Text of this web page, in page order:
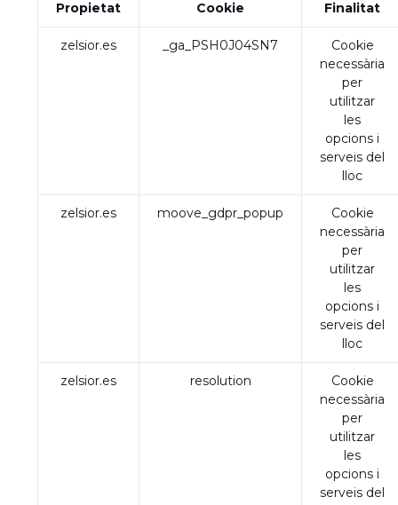
Propietat Cookie Finalitat
zelsior.es _ga_PSH0J04SN7
Cookie
necessària
per
utilitzar
les
opcions i
serveis del
lloc
zelsior.es moove_gdpr_popup
Cookie
necessària
per
utilitzar
les
opcions i
serveis del
lloc
zelsior.es resolution
Cookie
necessària
per
utilitzar
les
opcions i
serveis del